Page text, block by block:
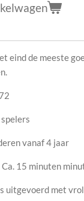
eind de meeste
vanaf 4 jaar
Ca. 15 minuten
uitgevoerd met